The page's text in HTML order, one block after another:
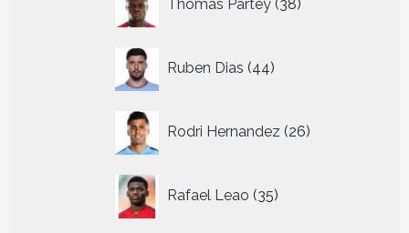
Thomas Partey 38
producten
Ruben Dias 44
producten
Rodri Hernandez 26
producten
Rafael Leao 35
producten